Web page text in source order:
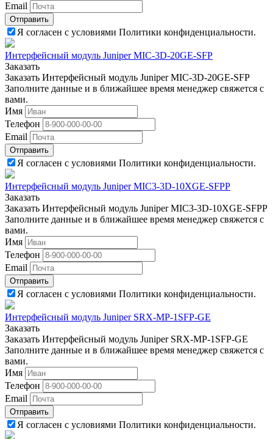
Email
Отправить
Я согласен с условиями Политики конфиденциальности.
Интерфейсный модуль Juniper MIC-3D-20GE-SFP
Заказать
Заказать Интерфейсный модуль Juniper MIC-3D-20GE-SFP
Заполните данные и в ближайшее время менеджер свяжется с
вами.
Имя
Телефон
Email
Отправить
Я согласен с условиями Политики конфиденциальности.
Интерфейсный модуль Juniper MIC3-3D-10XGE-SFPP
Заказать
Заказать Интерфейсный модуль Juniper MIC3-3D-10XGE-SFPP
Заполните данные и в ближайшее время менеджер свяжется с
вами.
Имя
Телефон
Email
Отправить
Я согласен с условиями Политики конфиденциальности.
Интерфейсный модуль Juniper SRX-MP-1SFP-GE
Заказать
Заказать Интерфейсный модуль Juniper SRX-MP-1SFP-GE
Заполните данные и в ближайшее время менеджер свяжется с
вами.
Имя
Телефон
Email
Отправить
Я согласен с условиями Политики конфиденциальности.